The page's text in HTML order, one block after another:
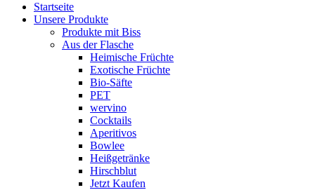
Startseite
Unsere Produkte
Produkte mit Biss
Aus der Flasche
Heimische Früchte
Exotische Früchte
Bio-Säfte
PET
wervino
Cocktails
Aperitivos
Bowlee
Heißgetränke
Hirschblut
Jetzt Kaufen